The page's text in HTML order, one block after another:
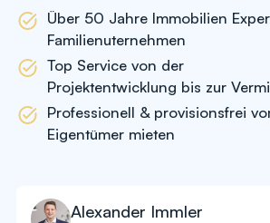
Über 50 Jahre Immobilien
Familienuternehmen
Top Service von der
Projektentwicklung bis zur
Professionell & provisionsfrei
Eigentümer mieten
Alexander Immler